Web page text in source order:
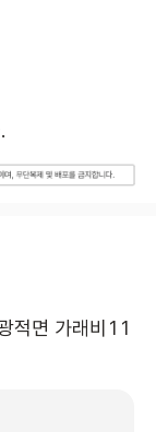
적면 가래비11